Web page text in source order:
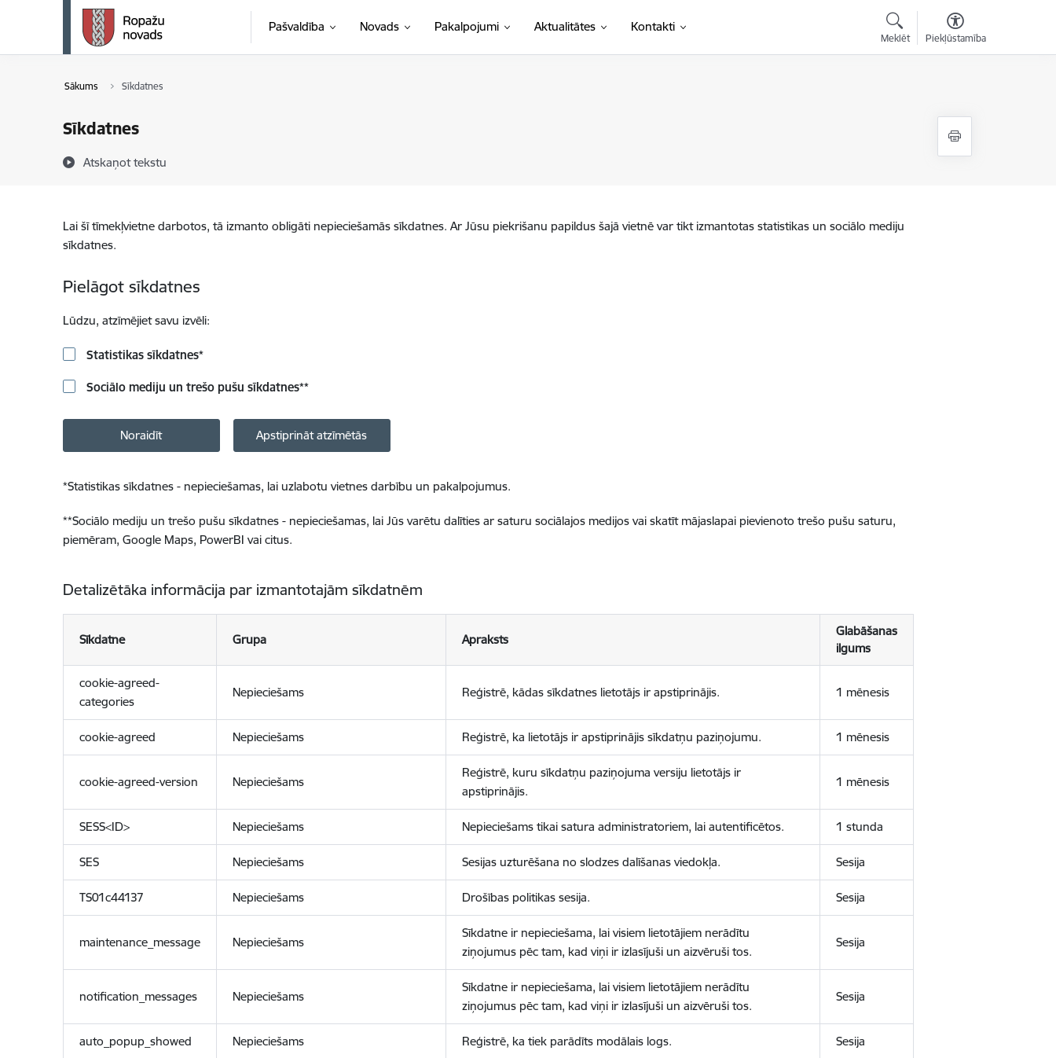
Pāriet uz lapas saturu
Pašvaldība Novads Pakalpojumi Aktualitātes Kontakti
Meklēt Piekļūstamība
Sākums Sīkdatnes
Sīkdatnes
Atskaņot tekstu
Lai šī tīmekļvietne darbotos, tā izmanto obligāti nepieciešamās sīkdatnes. Ar Jūsu piekrišanu papildus šajā vietnē var tikt izmantotas statistikas un sociālo mediju
sīkdatnes.
Pielāgot sīkdatnes
Lūdzu, atzīmējiet savu izvēli:
Statistikas sīkdatnes*
Sociālo mediju un trešo pušu sīkdatnes**
Noraidīt Apstiprināt atzīmētās
*Statistikas sīkdatnes - nepieciešamas, lai uzlabotu vietnes darbību un pakalpojumus.
**Sociālo mediju un trešo pušu sīkdatnes - nepieciešamas, lai Jūs varētu dalīties ar saturu sociālajos medijos vai skatīt mājaslapai pievienoto trešo pušu saturu,
piemēram, Google Maps, PowerBI vai citus.
Detalizētāka informācija par izmantotajām sīkdatnēm
Sīkdatne Grupa Apraksts
Glabāšanas
ilgums
cookie-agreed-
categories
Nepieciešams Reģistrē, kādas sīkdatnes lietotājs ir apstiprinājis. 1 mēnesis
cookie-agreed Nepieciešams Reģistrē, ka lietotājs ir apstiprinājis sīkdatņu paziņojumu. 1 mēnesis
cookie-agreed-version Nepieciešams
Reģistrē, kuru sīkdatņu paziņojuma versiju lietotājs ir
apstiprinājis.
1 mēnesis
SESS<ID> Nepieciešams Nepieciešams tikai satura administratoriem, lai autentificētos. 1 stunda
SES Nepieciešams Sesijas uzturēšana no slodzes dalīšanas viedokļa. Sesija
TS01c44137 Nepieciešams Drošības politikas sesija. Sesija
maintenance_message Nepieciešams
Sīkdatne ir nepieciešama, lai visiem lietotājiem nerādītu
ziņojumus pēc tam, kad viņi ir izlasījuši un aizvēruši tos.
Sesija
notification_messages Nepieciešams
Sīkdatne ir nepieciešama, lai visiem lietotājiem nerādītu
ziņojumus pēc tam, kad viņi ir izlasījuši un aizvēruši tos.
Sesija
auto_popup_showed Nepieciešams Reģistrē, ka tiek parādīts modālais logs. Sesija